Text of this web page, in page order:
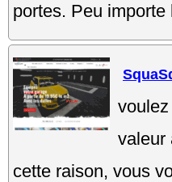
portes. Peu importe
valeur
cette raison, vous